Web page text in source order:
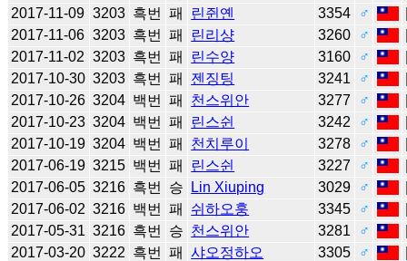
2017-11-09 3203 흑번 패 린쥔옌 3354 ♂
2017-11-06 3203 흑번 패 린리샹 3260 ♂
2017-11-02 3203 흑번 패 린수양 3160 ♂
2017-10-30 3203 흑번 패 젠징팅 3241 ♂
2017-10-26 3204 백번 패 천스위안 3277 ♂
2017-10-23 3204 백번 패 린스쉰 3242 ♂
2017-10-19 3204 백번 패 천치루이 3278 ♂
2017-06-19 3215 백번 패 린스쉰 3227 ♂
2017-06-05 3216 흑번 승 Lin Xiuping 3029 ♂
2017-06-02 3216 백번 패 쉬하오훙 3345 ♂
2017-05-31 3216 흑번 승 천스위안 3281 ♂
2017-03-20 3222 흑번 패 샤오정하오 3305 ♂